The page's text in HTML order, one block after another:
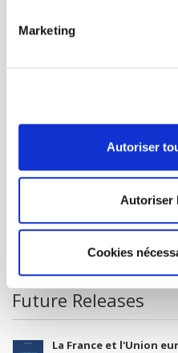
Marketing
Autoriser
Autoriser
Cookies
FOREIGN RIGHTS
CONDITIONS OF SALE
Future Releases
La France et l'Union